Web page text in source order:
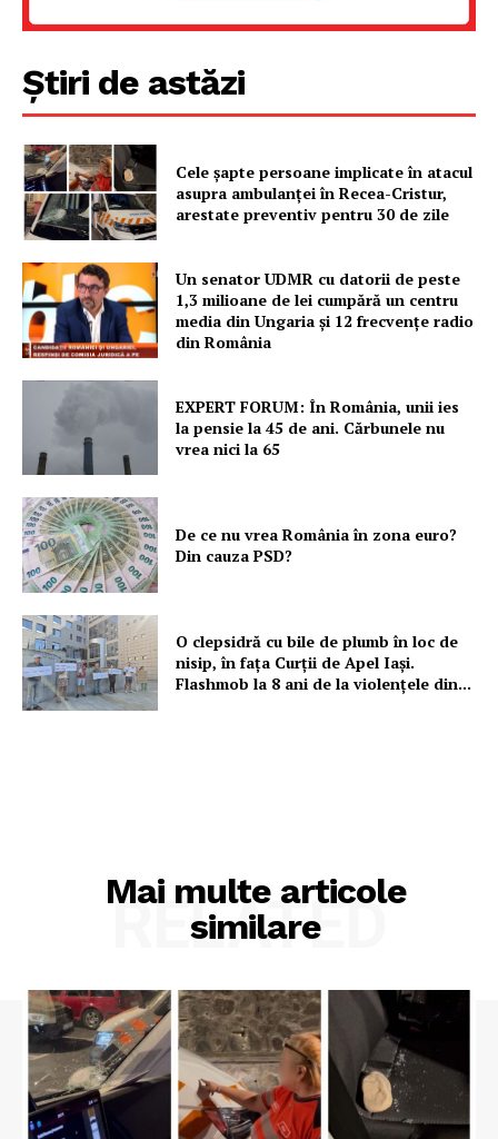
Un proiect
FREEDOM HOUSE ROMÂNIA
PRESShub
Despre noi / Echipa
Proiecte editoriale
Rețea
Contact
Știri de astăzi
Cele şapte persoane implicate în atacul
asupra ambulanţei în Recea-Cristur,
arestate preventiv pentru 30 de zile
Un senator UDMR cu datorii de peste
1,3 milioane de lei cumpără un centru
media din Ungaria și 12 frecvențe radio
din România
EXPERT FORUM: În România, unii ies
la pensie la 45 de ani. Cărbunele nu
vrea nici la 65
De ce nu vrea România în zona euro?
Din cauza PSD?
O clepsidră cu bile de plumb în loc de
nisip, în fața Curții de Apel Iași.
Flashmob la 8 ani de la violențele din...
Mai multe articole
similare
RELATED